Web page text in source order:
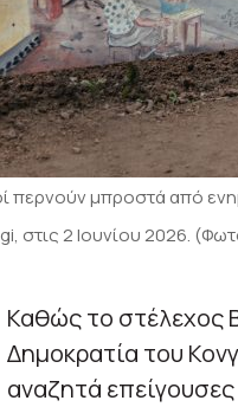
περνούν μπροστά από
στις 2 Ιουνίου 2026.
Καθώς το στέλεχος
Δημοκρατία του
αναζητά